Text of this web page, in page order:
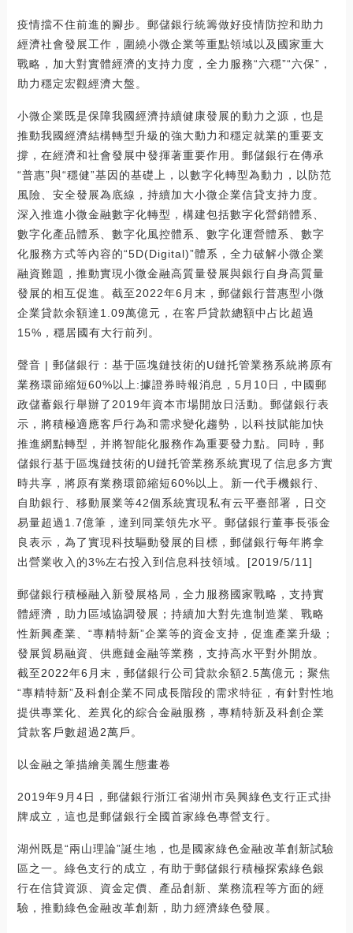
疫情擋不住前進的腳步。郵儲銀行統籌做好疫情防控和助力
經濟社會發展工作，圍繞小微企業等重點領域以及國家重大
戰略，加大對實體經濟的支持力度，全力服務“六穩”“六保”，
助力穩定宏觀經濟大盤。
小微企業既是保障我國經濟持續健康發展的動力之源，也是
推動我國經濟結構轉型升級的強大動力和穩定就業的重要支
撐，在經濟和社會發展中發揮著重要作用。郵儲銀行在傳承
“普惠”與“穩健”基因的基礎上，以數字化轉型為動力，以防范
風險、安全發展為底線，持續加大小微企業信貸支持力度。
深入推進小微金融數字化轉型，構建包括數字化營銷體系、
數字化產品體系、數字化風控體系、數字化運營體系、數字
化服務方式等內容的“5D(Digital)”體系，全力破解小微企業
融資難題，推動實現小微金融高質量發展與銀行自身高質量
發展的相互促進。截至2022年6月末，郵儲銀行普惠型小微
企業貸款余額達1.09萬億元，在客戶貸款總額中占比超過
15%，穩居國有大行前列。
聲音 | 郵儲銀行：基于區塊鏈技術的U鏈托管業務系統將原有
業務環節縮短60%以上:據證券時報消息，5月10日，中國郵
政儲蓄銀行舉辦了2019年資本市場開放日活動。郵儲銀行表
示，將積極適應客戶行為和需求變化趨勢，以科技賦能加快
推進網點轉型，并將智能化服務作為重要發力點。同時，郵
儲銀行基于區塊鏈技術的U鏈托管業務系統實現了信息多方實
時共享，將原有業務環節縮短60%以上。新一代手機銀行、
自助銀行、移動展業等42個系統實現私有云平臺部署，日交
易量超過1.7億筆，達到同業領先水平。郵儲銀行董事長張金
良表示，為了實現科技驅動發展的目標，郵儲銀行每年將拿
出營業收入的3%左右投入到信息科技領域。[2019/5/11]
郵儲銀行積極融入新發展格局，全力服務國家戰略，支持實
體經濟，助力區域協調發展；持續加大對先進制造業、戰略
性新興產業、“專精特新”企業等的資金支持，促進產業升級；
發展貿易融資、供應鏈金融等業務，支持高水平對外開放。
截至2022年6月末，郵儲銀行公司貸款余額2.5萬億元；聚焦
“專精特新”及科創企業不同成長階段的需求特征，有針對性地
提供專業化、差異化的綜合金融服務，專精特新及科創企業
貸款客戶數超過2萬戶。
以金融之筆描繪美麗生態畫卷
2019年9月4日，郵儲銀行浙江省湖州市吳興綠色支行正式掛
牌成立，這也是郵儲銀行全國首家綠色專營支行。
湖州既是“兩山理論”誕生地，也是國家綠色金融改革創新試驗
區之一。綠色支行的成立，有助于郵儲銀行積極探索綠色銀
行在信貸資源、資金定價、產品創新、業務流程等方面的經
驗，推動綠色金融改革創新，助力經濟綠色發展。